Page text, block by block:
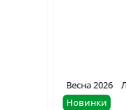
Весна 2026
Новинки